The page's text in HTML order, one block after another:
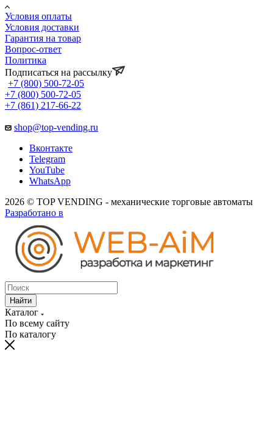
Условия оплаты
Условия доставки
Гарантия на товар
Вопрос-ответ
Политика
Подписаться на рассылку
+7 (800) 500-72-05
+7 (800) 500-72-05
+7 (861) 217-66-22
shop@top-vending.ru
Вконтакте
Telegram
YouTube
WhatsApp
2026 © TOP VENDING - механические торговые автоматы
Разработано в
Найти
Каталог
По всему сайту
По каталогу